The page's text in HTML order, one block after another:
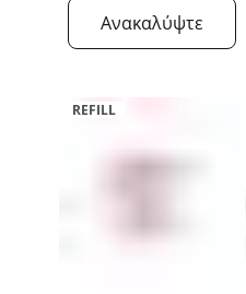
Ανακαλύψτε
REFILL